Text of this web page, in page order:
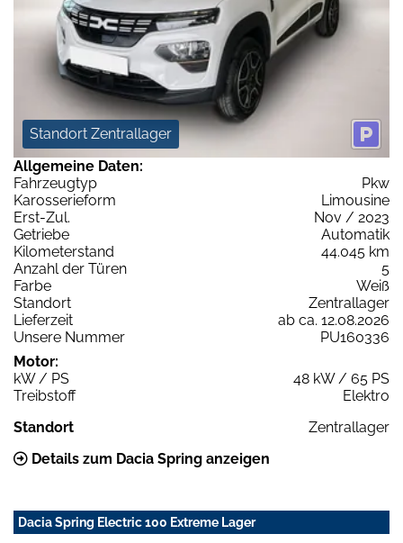
Standort Zentrallager
Allgemeine Daten:
Fahrzeugtyp
Pkw
Karosserieform
Limousine
Erst-Zul.
Nov / 2023
Getriebe
Automatik
Kilometerstand
44.045 km
Anzahl der Türen
5
Farbe
Weiß
Standort
Zentrallager
Lieferzeit
ab ca. 12.08.2026
Unsere Nummer
PU160336
Motor:
kW / PS
48 kW / 65 PS
Treibstoff
Elektro
Standort
Zentrallager
Details zum Dacia Spring anzeigen
Dacia Spring Electric 100 Extreme Lager